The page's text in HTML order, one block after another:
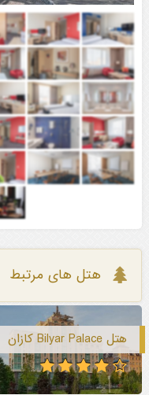
هتل های مرتبط
هتل Bilyar Palace کازان